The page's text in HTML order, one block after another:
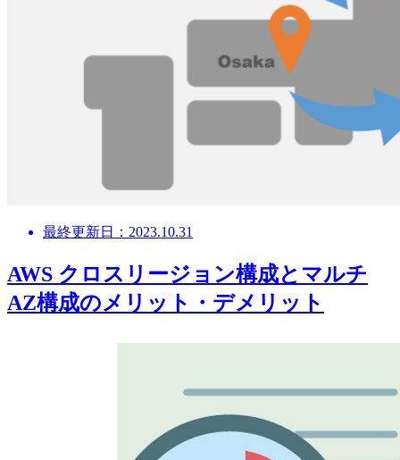
最終更新日：2023.10.31
AWS クロスリージョン構成とマルチ
AZ構成のメリット・デメリット